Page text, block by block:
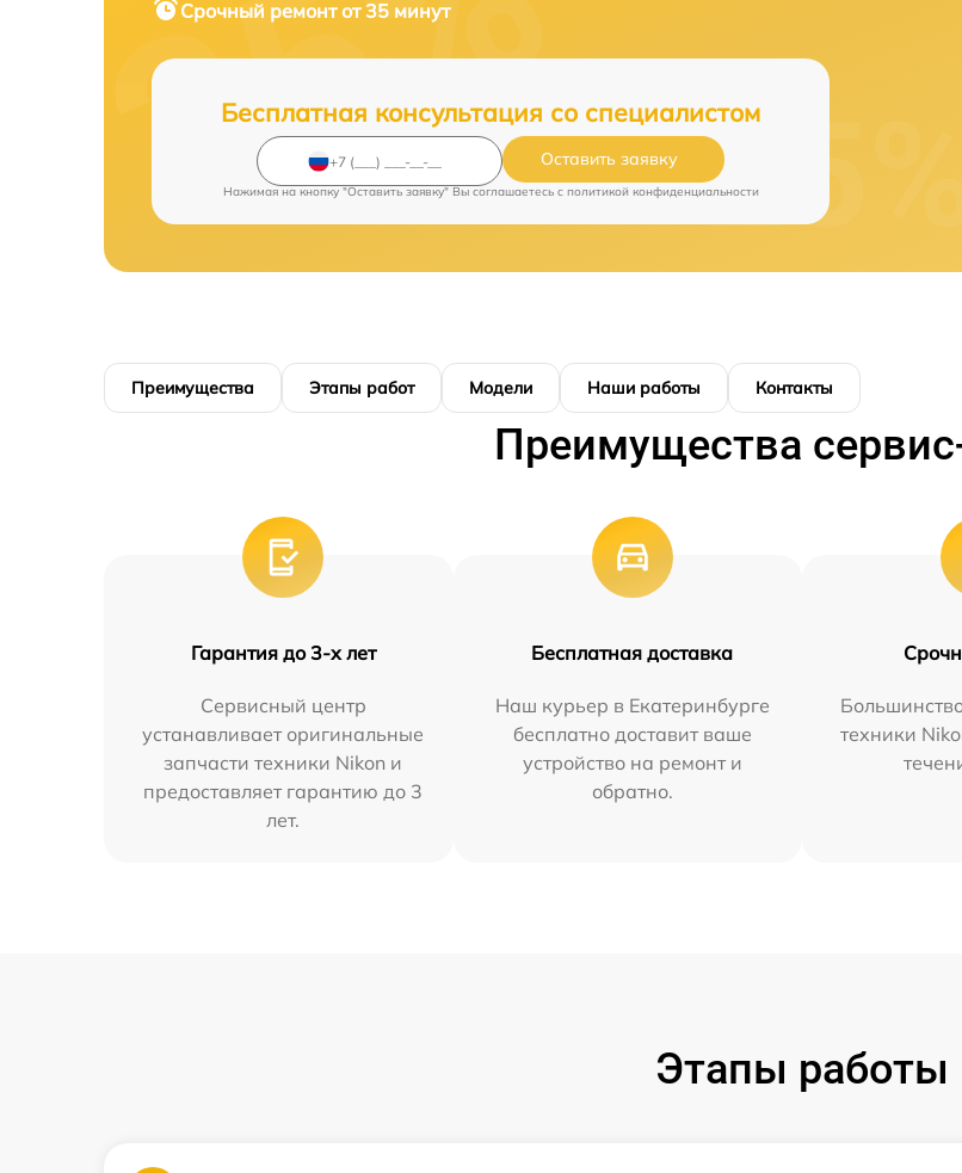
Срочный ремонтот 35 минут
Бесплатная консультация со специалистом
Оставить заявку
Нажимая на кнопку "Оставить заявку" Вы соглашаетесь c политикой конфиденциальности
Преимущества Этапы работ Модели Наши работы Контакты
Преимущества
Гарантия до 3-х лет
Сервисный центр
устанавливает оригинальные
запчасти техники Nikon и
предоставляет гарантию до 3
лет.
Бесплатная доставка
Наш курьер в Екатеринбурге
бесплатно доставит ваше
устройство на ремонт и
обратно.
техники
Этапы работы